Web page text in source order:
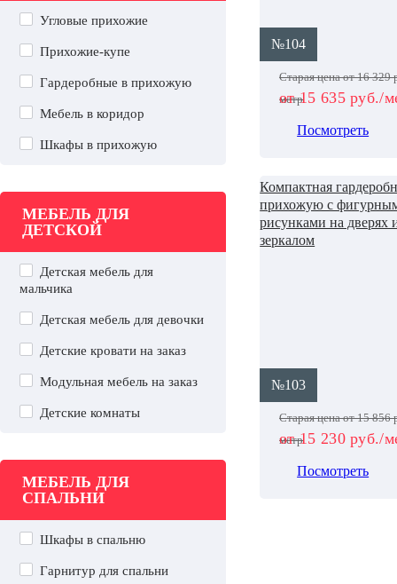
Угловые прихожие
Прихожие-купе
Гардеробные в прихожую
Мебель в коридор
Шкафы в прихожую
МЕБЕЛЬ ДЛЯ
ДЕТСКОЙ
Детская мебель для
мальчика
Детская мебель для девочки
Детские кровати на заказ
Модульная мебель на заказ
Детские комнаты
МЕБЕЛЬ ДЛЯ
СПАЛЬНИ
Шкафы в спальню
Гарнитур для спальни
№104
Старая цена от 16 329
метр
от 15 635 руб./
Посмотреть
Компактная
прихожую с
рисунками на дверях
зеркалом
№103
Старая цена от 15 856
метр
от 15 230 руб./
Посмотреть